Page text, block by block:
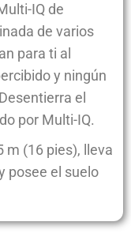
IQ de
de varios
para ti al
y ningún
el
por Multi-IQ.
m (16 pies), lleva
posee el suelo